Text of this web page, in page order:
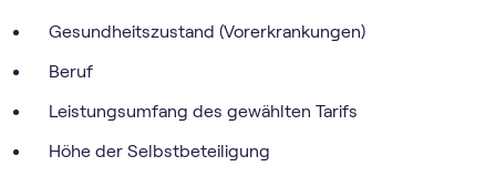
Gesundheitszustand (Vorerkrankungen)
Beruf
Leistungsumfang des gewählten Tarifs
Höhe der Selbstbeteiligung